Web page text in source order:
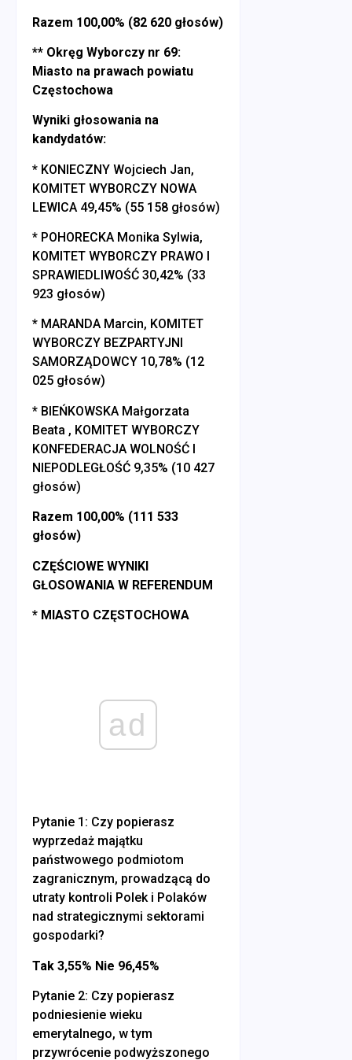
Razem 100,00% (82 620 głosów)
** Okręg Wyborczy nr 69:
Miasto na prawach powiatu
Częstochowa
Wyniki głosowania na
kandydatów:
* KONIECZNY Wojciech Jan,
KOMITET WYBORCZY NOWA
LEWICA 49,45% (55 158 głosów)
* POHORECKA Monika Sylwia,
KOMITET WYBORCZY PRAWO I
SPRAWIEDLIWOŚĆ 30,42% (33
923 głosów)
* MARANDA Marcin, KOMITET
WYBORCZY BEZPARTYJNI
SAMORZĄDOWCY 10,78% (12
025 głosów)
* BIEŃKOWSKA Małgorzata
Beata , KOMITET WYBORCZY
KONFEDERACJA WOLNOŚĆ I
NIEPODLEGŁOŚĆ 9,35% (10 427
głosów)
Razem 100,00% (111 533
głosów)
CZĘŚCIOWE WYNIKI
GŁOSOWANIA W REFERENDUM
* MIASTO CZĘSTOCHOWA
ad
Pytanie 1: Czy popierasz
wyprzedaż majątku
państwowego podmiotom
zagranicznym, prowadzącą do
utraty kontroli Polek i Polaków
nad strategicznymi sektorami
gospodarki?
Tak 3,55% Nie 96,45%
Pytanie 2: Czy popierasz
podniesienie wieku
emerytalnego, w tym
przywrócenie podwyższonego